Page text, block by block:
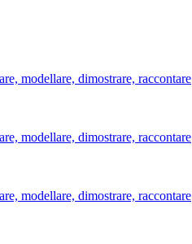
modellare, dimostrare, raccontare
modellare, dimostrare, raccontare
modellare, dimostrare, raccontare